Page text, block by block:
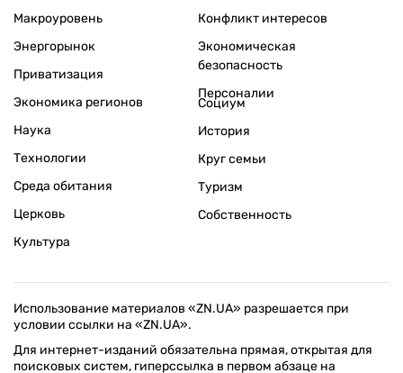
Макроуровень
Энергорынок
Приватизация
Экономика регионов
Конфликт интересов
Экономическая
безопасность
Персоналии
Наука
Технологии
Среда обитания
Церковь
Культура
Социум
История
Круг семьи
Туризм
Собственность
Использование материалов «ZN.UA» разрешается при
условии ссылки на «ZN.UA».
Для интернет-изданий обязательна прямая, открытая для
поисковых систем, гиперссылка в первом абзаце на